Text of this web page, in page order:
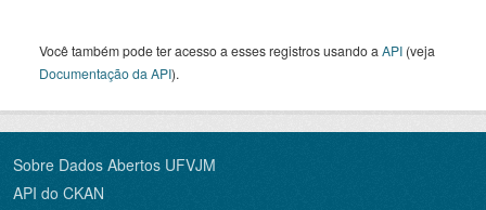
Você também pode ter acesso a esses registros usando a API (veja
Documentação da API).
Sobre Dados Abertos UFVJM
API do CKAN